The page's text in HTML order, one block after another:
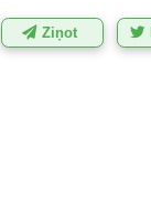
Ziņot